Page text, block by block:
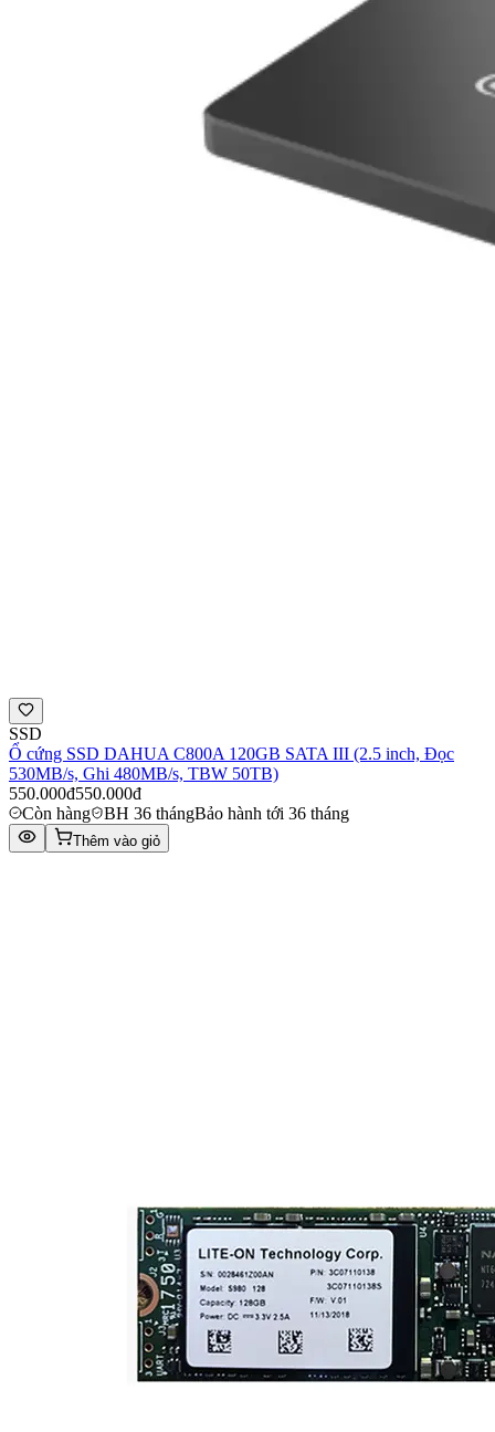
SSD
Ổ cứng SSD DAHUA C800A 120GB SATA III (2.5 inch, Đọc
530MB/s, Ghi 480MB/s, TBW 50TB)
550.000đ550.000đ
Còn hàng
BH 36 thángBảo hành tới 36 tháng
Thêm vào giỏ